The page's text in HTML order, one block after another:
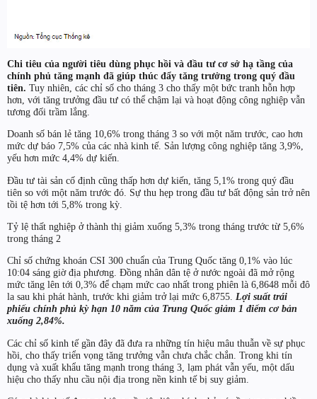
Chi tiêu của người tiêu dùng phục hồi và đầu tư cơ sở hạ tầng của
chính phủ tăng mạnh đã giúp thúc đẩy tăng trưởng trong quý đầu
tiên. Tuy nhiên, các chỉ số cho tháng 3 cho thấy một bức tranh hỗn hợp
hơn, với tăng trưởng đầu tư có thể chậm lại và hoạt động công nghiệp vẫn
tương đối trầm lắng.
Doanh số bán lẻ tăng 10,6% trong tháng 3 so với một năm trước, cao hơn
mức dự báo 7,5% của các nhà kinh tế. Sản lượng công nghiệp tăng 3,9%,
yếu hơn mức 4,4% dự kiến.
Đầu tư tài sản cố định cũng thấp hơn dự kiến, tăng 5,1% trong quý đầu
tiên so với một năm trước đó. Sự thu hẹp trong đầu tư bất động sản trở nên
tồi tệ hơn tới 5,8% trong kỳ.
Tỷ lệ thất nghiệp ở thành thị giảm xuống 5,3% trong tháng trước từ 5,6%
trong tháng 2
Chỉ số chứng khoán CSI 300 chuẩn của Trung Quốc tăng 0,1% vào lúc
10:04 sáng giờ địa phương. Đồng nhân dân tệ ở nước ngoài đã mở rộng
mức tăng lên tới 0,3% để chạm mức cao nhất trong phiên là 6,8648 mỗi đô
la sau khi phát hành, trước khi giảm trở lại mức 6,8755. Lợi suất trái
phiếu chính phủ kỳ hạn 10 năm của Trung Quốc giảm 1 điểm cơ bản
xuống 2,84%.
Các chỉ số kinh tế gần đây đã đưa ra những tín hiệu mâu thuẫn về sự phục
hồi, cho thấy triển vọng tăng trưởng vẫn chưa chắc chắn. Trong khi tín
dụng và xuất khẩu tăng mạnh trong tháng 3, lạm phát vẫn yếu, một dấu
hiệu cho thấy nhu cầu nội địa trong nền kinh tế bị suy giảm.